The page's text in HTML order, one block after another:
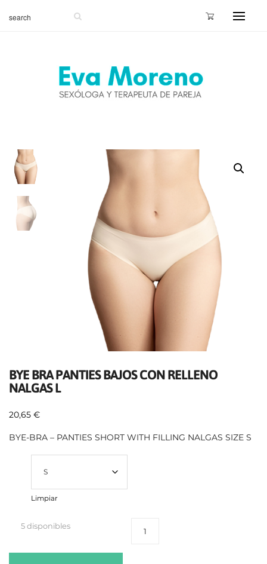
BYE BRA PANTIES BAJOS CON RELLENO
NALGAS L
20,65 €
BYE-BRA – PANTIES SHORT WITH FILLING NALGAS SIZE S
Limpiar
5 disponibles